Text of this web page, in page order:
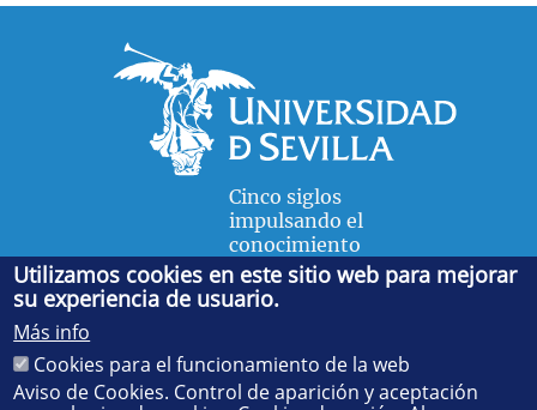
Cinco siglos
impulsando el
conocimiento
FACULTAD DE FÍSICA
Avda. de la Reina Mercedes, s/n. 41012 Sevilla. Tel.:
55 28 91. Administración:administradorfisica@us.es
Secretaría:jsecfisi@us.es- Decanato:ffisaog@us.es
Utilizamos cookies en este sitio web para mejorar
su experiencia de usuario.
Más info
Cookies para el funcionamiento de la web
Aviso de Cookies. Control de aparición y aceptación